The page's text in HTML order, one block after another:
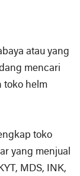
atau yang
mencari
toko helm
toko
yang menjual
MDS, INK,